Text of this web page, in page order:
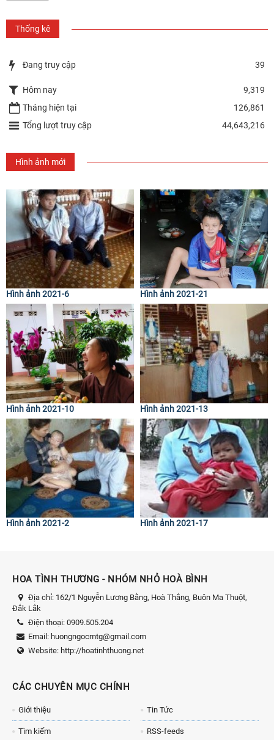
Thống kê
Đang truy cập 39
Hôm nay
9,319
Tháng hiện tại
126,861
Tổng lượt truy cập
44,643,216
Hình ảnh mới
Hình ảnh 2021-6 Hình ảnh 2021-21
Hình ảnh 2021-10 Hình ảnh 2021-13
Hình ảnh 2021-2 Hình ảnh 2021-17
HOA TÌNH THƯƠNG - NHÓM NHỎ HOÀ BÌNH
Địa chỉ: 162/1 Nguyễn Lương Bằng, Hoà Thắng, Buôn Ma Thuột,
Đắk Lắk
Điện thoại: 0909.505.204
Email: huongngocmtg@gmail.com
Website: http://hoatinhthuong.net
CÁC CHUYÊN MỤC CHÍNH
Giới thiệu Tin Tức
Tìm kiếm RSS-feeds